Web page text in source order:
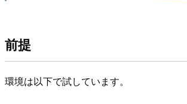
前提
環境は以下で試しています。